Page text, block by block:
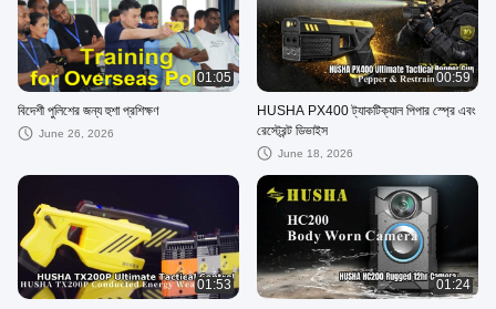
01:05
বিদেশী পুলিশের জন্য হুশা প্রশিক্ষণ
June 26, 2026
00:59
HUSHA PX400 ট্যাকটিক্যাল পিপার স্প্রে এবং
রেস্ট্রেন্ট ডিভাইস
June 18, 2026
01:53 01:24